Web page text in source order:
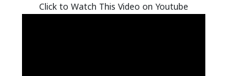
Click to Watch This Video on Youtube